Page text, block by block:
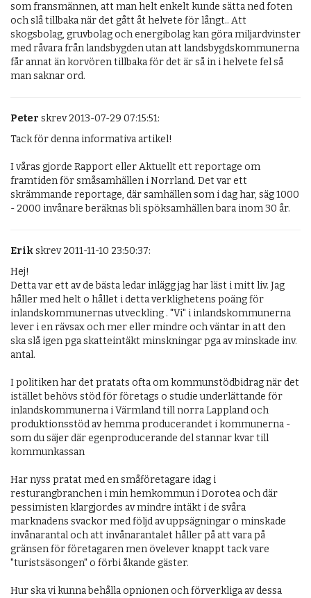
som fransmännen, att man helt enkelt kunde sätta ned foten
och slå tillbaka när det gått åt helvete för långt.. Att
skogsbolag, gruvbolag och energibolag kan göra miljardvinster
med råvara från landsbygden utan att landsbygdskommunerna
får annat än korvören tillbaka för det är så in i helvete fel så
man saknar ord.
Peter skrev 2013-07-29 07:15:51:
Tack för denna informativa artikel!
I våras gjorde Rapport eller Aktuellt ett reportage om
framtiden för småsamhällen i Norrland. Det var ett
skrämmande reportage, där samhällen som i dag har, säg 1000
- 2000 invånare beräknas bli spöksamhällen bara inom 30 år.
Erikskrev 2011-11-10 23:50:37:
Hej!
Detta var ett av de bästa ledar inlägg jag har läst i mitt liv. Jag
håller med helt o hållet i detta verklighetens poäng för
inlandskommunernas utveckling . "Vi" i inlandskommunerna
lever i en rävsax och mer eller mindre och väntar in att den
ska slå igen pga skatteintäkt minskningar pga av minskade inv.
antal.
I politiken har det pratats ofta om kommunstödbidrag när det
istället behövs stöd för företags o studie underlättande för
inlandskommunerna i Värmland till norra Lappland och
produktionsstöd av hemma producerandet i kommunerna -
som du säjer där egenproducerande del stannar kvar till
kommunkassan
Har nyss pratat med en småföretagare idag i
resturangbranchen i min hemkommun i Dorotea och där
pessimisten klargjordes av mindre intäkt i de svåra
marknadens svackor med följd av uppsägningar o minskade
invånarantal och att invånarantalet håller på att vara på
gränsen för företagaren men övelever knappt tack vare
"turistsäsongen" o förbi åkande gäster.
Hur ska vi kunna behålla opnionen och förverkliga av dessa